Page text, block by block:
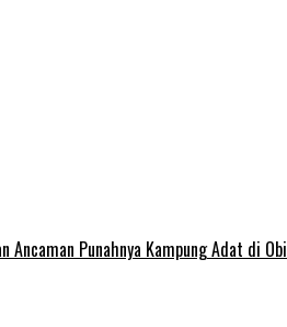
Punahnya Kampung Adat di Obi